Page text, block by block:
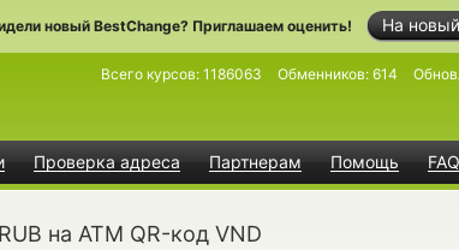
На
новый BestChange? Приглашаем оценить!
Проверка адреса Партнерам Помощь FAQ
Всего курсов: 1186063 Обменников: 614
на ATM QR-код VND